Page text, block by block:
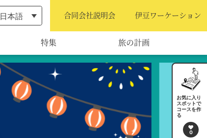
特集 旅の計画
モデルコース
宿泊・予約
旅程作成
日本語 合同会社説明会 伊豆ワーケーション
お気に入り
スポットで
コースを作
る
0